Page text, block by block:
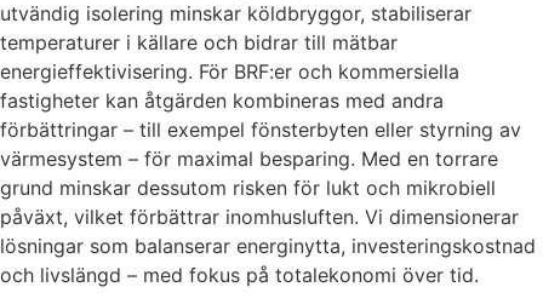
utvändig isolering minskar köldbryggor, stabiliserar
temperaturer i källare och bidrar till mätbar
energieffektivisering. För BRF:er och kommersiella
fastigheter kan åtgärden kombineras med andra
förbättringar – till exempel fönsterbyten eller styrning av
värmesystem – för maximal besparing. Med en torrare
grund minskar dessutom risken för lukt och mikrobiell
påväxt, vilket förbättrar inomhusluften. Vi dimensionerar
lösningar som balanserar energinytta, investeringskostnad
och livslängd – med fokus på totalekonomi över tid.